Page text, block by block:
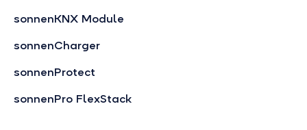
sonnenKNX Module
sonnenCharger
sonnenProtect
sonnenPro FlexStack